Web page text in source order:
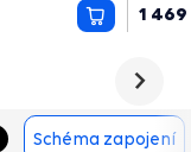
Přidat
košíku
1 469
Schéma zapojení